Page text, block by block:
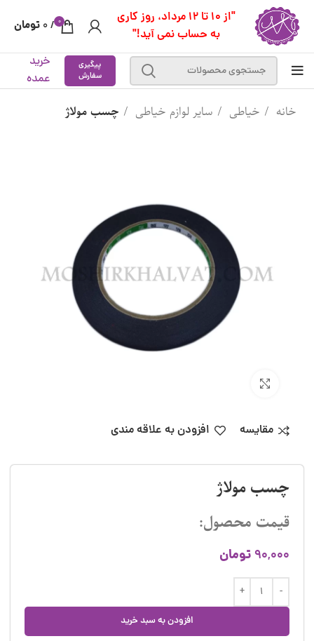
"از 10 تا 12 مرداد، روز کاری
به حساب نمی آید!"
0
/
0 تومان
پیگیری
سفارش
خرید
عمده
خانه خیاطی سایر لوازم خیاطی چسب مولاژ
مقایسه افزودن به علاقه مندی
چسب مولاژ
قیمت محصول:
90,000 تومان
افزودن به سبد خرید